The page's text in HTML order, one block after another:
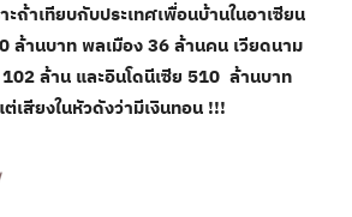
ะถ้าเทียบกับประเทศเพื่อนบ้านในอาเซียน
ล้านบาท พลเมือง 36 ล้านคน เวียดนาม
ล้าน และอินโดนีเซีย 510 ล้านบาท
เสียงในหัวดังว่ามีเงินทอน !!!